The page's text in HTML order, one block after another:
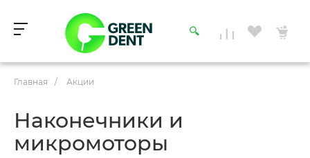
Главная / Акции
Наконечники и
микромоторы